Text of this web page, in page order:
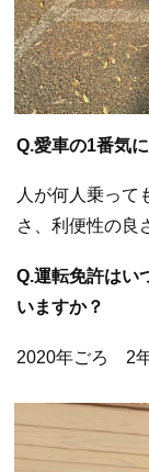
Q.愛車の1番気
人が何人乗って
さ、利便性の良
Q.運転免許はい
いますか？
2020年ごろ 2